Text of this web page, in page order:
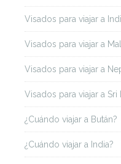
Visados para viajar a
Visados para viajar a
Visados para viajar a
Visados para viajar a Sri
¿Cuándo viajar a Bután?
¿Cuándo viajar a India?